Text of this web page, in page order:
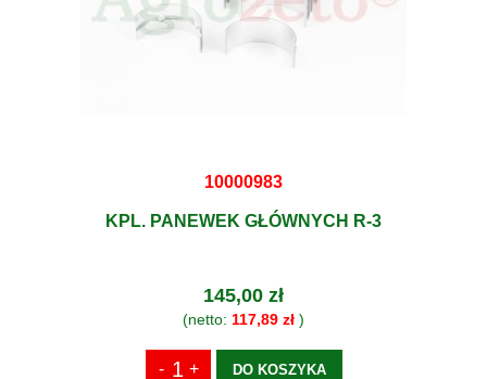
10000983
KPL. PANEWEK GŁÓWNYCH R-3
145,00 zł
(netto: 117,89 zł )
DO KOSZYKA